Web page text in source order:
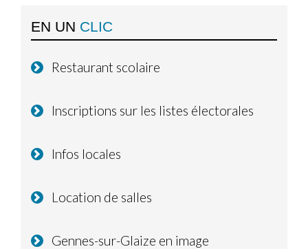
EN UN CLIC
Restaurant scolaire
Inscriptions sur les listes électorales
Infos locales
Location de salles
Gennes-sur-Glaize en image